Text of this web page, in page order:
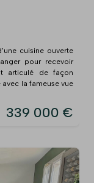
cuisine ouverte
pour recevoir
articulé de façon
la fameuse vue
339 000 €